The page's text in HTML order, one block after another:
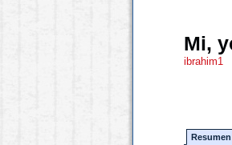
Mi,
ibrahim1
Resumen